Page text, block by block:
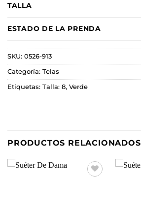
TALLA
ESTADO DE LA PRENDA
SKU: 0526-913
Categoría: Telas
Etiquetas: Talla: 8, Verde
PRODUCTOS RELACIONADOS